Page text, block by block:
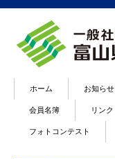
ホーム お知らせ
会員名簿 リンク
フォトコンテスト